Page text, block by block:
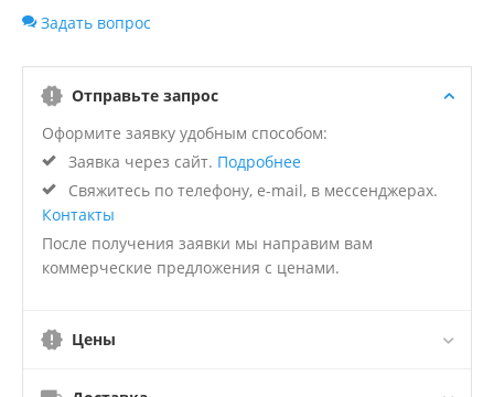
Задать вопрос
Отправьте запрос
Оформите заявку удобным способом:
Заявка через сайт. Подробнее
Свяжитесь по телефону, e-mail, в мессенджерах.
Контакты
После получения заявки мы направим вам
коммерческие предложения с ценами.
Цены